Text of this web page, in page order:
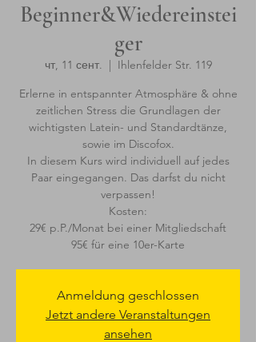
Beginner&Wiedereinstei
ger
чт, 11 сент.
  |
Ihlenfelder Str. 119
Erlerne in entspannter Atmosphäre & ohne
zeitlichen Stress die Grundlagen der
wichtigsten Latein- und Standardtänze,
sowie im Discofox.
In diesem Kurs wird individuell auf jedes
Paar eingegangen. Das darfst du nicht
verpassen!
Kosten:
29€ p.P./Monat bei einer Mitgliedschaft
Anmeldung geschlossen
Jetzt andere Veranstaltungen
ansehen